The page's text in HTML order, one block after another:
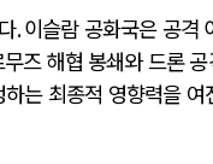
.이슬람 공화국은 공격
즈 해협 봉쇄와 드론
는 최종적 영향력을